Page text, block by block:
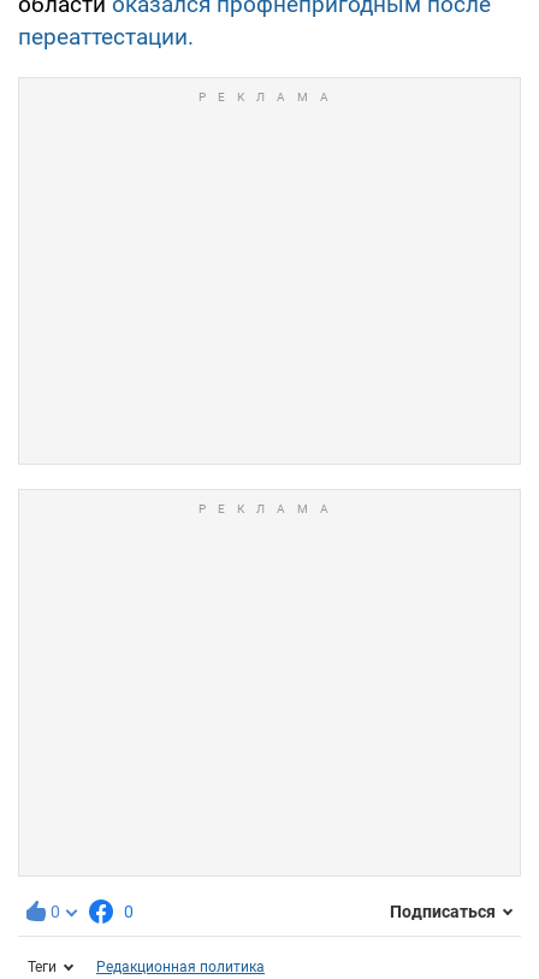
переаттестации.
0 0 Подписаться
Теги Редакционная политика